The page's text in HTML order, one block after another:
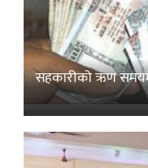
सहकारीको ऋण